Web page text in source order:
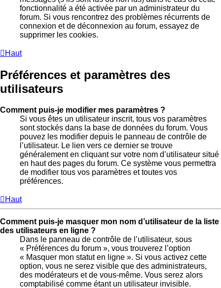
fonctionnalité a été activée par un administrateur du
forum. Si vous rencontrez des problèmes récurrents de
connexion et de déconnexion au forum, essayez de
supprimer les cookies.
Haut
Préférences et paramètres des
utilisateurs
Comment puis-je modifier mes paramètres ?
Si vous êtes un utilisateur inscrit, tous vos paramètres
sont stockés dans la base de données du forum. Vous
pouvez les modifier depuis le panneau de contrôle de
l’utilisateur. Le lien vers ce dernier se trouve
généralement en cliquant sur votre nom d’utilisateur situé
en haut des pages du forum. Ce système vous permettra
de modifier tous vos paramètres et toutes vos
préférences.
Haut
Comment puis-je masquer mon nom d’utilisateur de la liste
des utilisateurs en ligne ?
Dans le panneau de contrôle de l’utilisateur, sous
« Préférences du forum », vous trouverez l’option
« Masquer mon statut en ligne ». Si vous activez cette
option, vous ne serez visible que des administrateurs,
des modérateurs et de vous-même. Vous serez alors
comptabilisé comme étant un utilisateur invisible.